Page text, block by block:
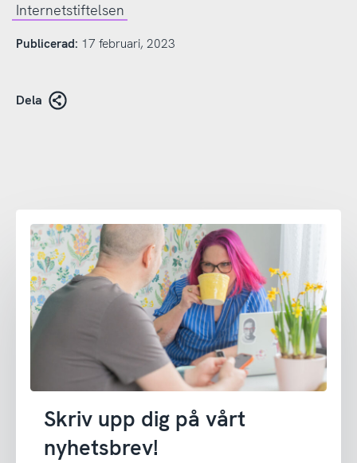
Internetstiftelsen
Publicerad: 17 februari, 2023
Dela
Skriv upp dig på vårt
nyhetsbrev!